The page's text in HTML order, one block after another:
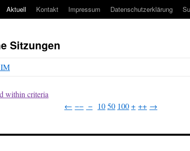
Aktuell Kontakt Impressum Datenschutzerklärung
Sitzungen
within criteria
← −− − 1050 100+ ++ →